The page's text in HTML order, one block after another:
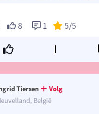
8 1 5/5
Tiersen
Volg
België